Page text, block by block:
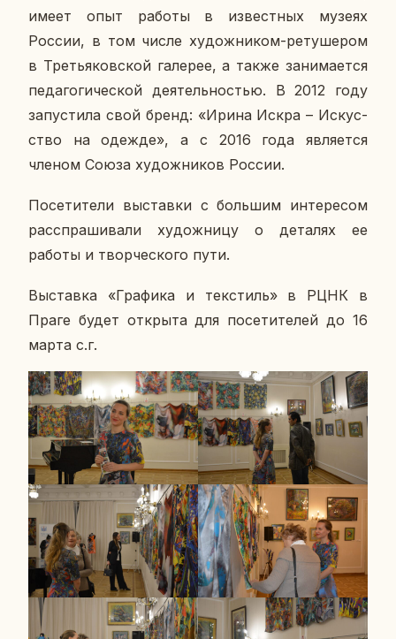
имеет опыт работы в из­вест­ных музеях
России, в том числе ху­дож­ни­ком-ре­ту­ше­ром
в Тре­тья­ков­ской га­ле­рее, а также за­ни­ма­ет­ся
пе­да­го­ги­че­ской де­я­тель­но­стью. В 2012 году
за­пу­сти­ла свой бренд: «Ирина Искра – Ис­кус­
ство на одежде», а с 2016 года яв­ля­ет­ся
членом Союза ху­дож­ни­ков России.
По­се­ти­те­ли вы­став­ки с боль­шим ин­те­ре­сом
рас­спра­ши­ва­ли ху­дож­ни­цу о де­та­лях ее
работы и твор­че­ско­го пути.
Вы­став­ка «Гра­фи­ка и тек­стиль» в РЦНК в
Праге будет от­кры­та для по­се­ти­те­лей до 16
марта с.г.